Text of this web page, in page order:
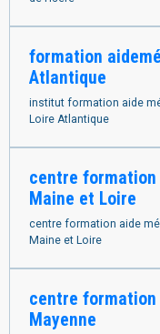
formation
Atlantique
institut formation aide
Loire Atlantique
centre formation
Maine et Loire
centre formation aide
Maine et Loire
centre formation
Mayenne